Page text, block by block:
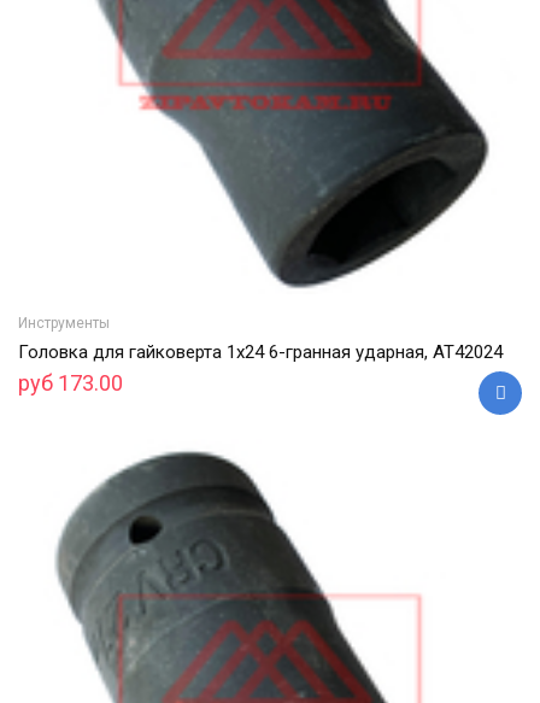
Инструменты
Головка для гайковерта 1х24 6-гранная ударная, АТ42024
руб 173.00